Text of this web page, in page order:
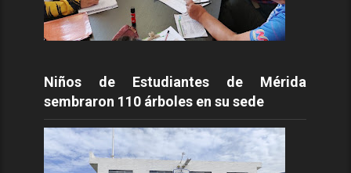
Niños de Estudiantes de Mérida
sembraron 110 árboles en su sede